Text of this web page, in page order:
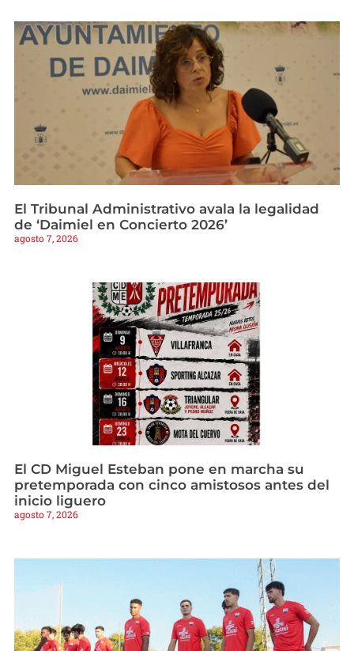
El Tribunal Administrativo avala la legalidad
de ‘Daimiel en Concierto 2026’
agosto 7, 2026
El CD Miguel Esteban pone en marcha su
pretemporada con cinco amistosos antes del
inicio liguero
agosto 7, 2026